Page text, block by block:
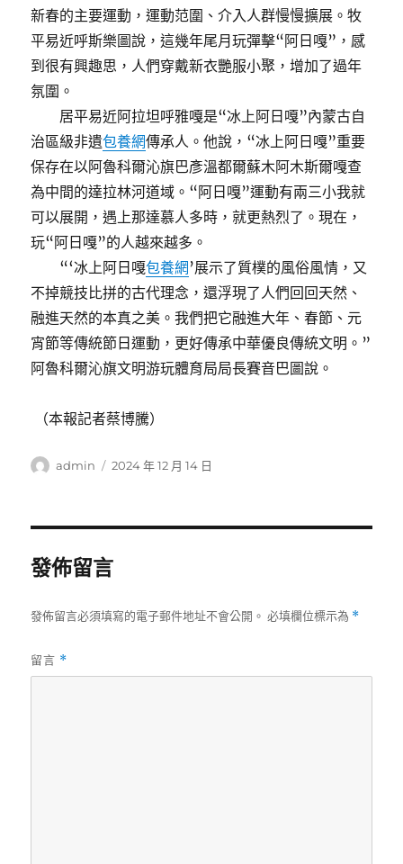
新春的主要運動，運動范圍、介入人群慢慢擴展。牧
平易近呼斯樂圖說，這幾年尾月玩彈擊“阿日嘎”，感
到很有興趣思，人們穿戴新衣艷服小聚，增加了過年
氛圍。
居平易近阿拉坦呼雅嘎是“冰上阿日嘎”內蒙古自
治區級非遺包養網傳承人。他說，“冰上阿日嘎”重要
保存在以阿魯科爾沁旗巴彥溫都爾蘇木阿木斯爾嘎查
為中間的達拉林河道域。“阿日嘎”運動有兩三小我就
可以展開，遇上那達慕人多時，就更熱烈了。現在，
玩“阿日嘎”的人越來越多。
“‘冰上阿日嘎包養網 ’展示了質樸的風俗風情，又
不掉競技比拼的古代理念，還浮現了人們回回天然、
融進天然的本真之美。我們把它融進大年、春節、元
宵節等傳統節日運動，更好傳承中華優良傳統文明。”
阿魯科爾沁旗文明游玩體育局局長賽音巴圖說。
（本報記者蔡博騰）
作
admin
發
2024 年 12 月 14 日
發佈留言
發佈留言必須填寫的電子郵件地址不會公開。 必填欄位標示為 *
留言 *